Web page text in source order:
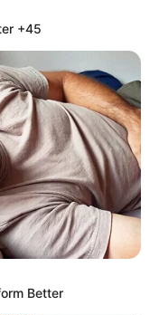
The Truth Doctors
+45
Better